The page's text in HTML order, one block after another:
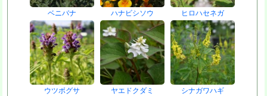
ベニバナ ハナビシソウ ヒロハセネガ
ウツボグサ ヤエドクダミ シナガワハギ